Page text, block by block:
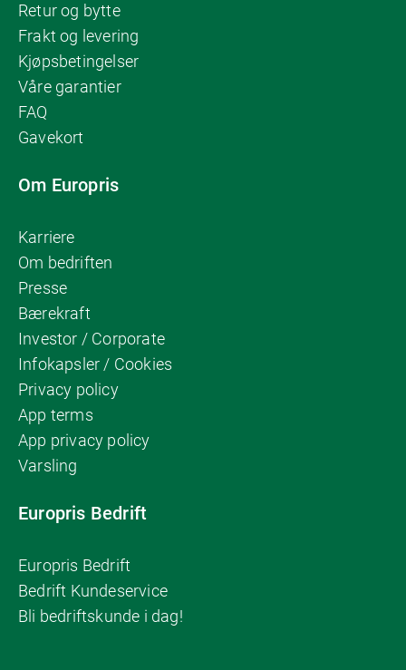
Retur og bytte
Frakt og levering
Kjøpsbetingelser
Våre garantier
FAQ
Gavekort
Om Europris
Karriere
Om bedriften
Presse
Bærekraft
Investor / Corporate
Infokapsler / Cookies
Privacy policy
App terms
App privacy policy
Varsling
Europris Bedrift
Europris Bedrift
Bedrift Kundeservice
Bli bedriftskunde i dag!